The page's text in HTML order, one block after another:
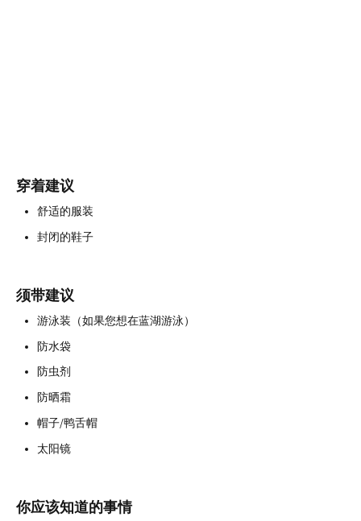
穿着建议
舒适的服装
封闭的鞋子
须带建议
游泳装（如果您想在蓝湖游泳）
防水袋
防虫剂
防晒霜
帽子/鸭舌帽
太阳镜
你应该知道的事情